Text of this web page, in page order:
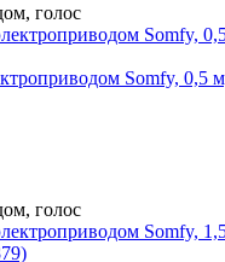
голос
Somfy, 0,5
голос